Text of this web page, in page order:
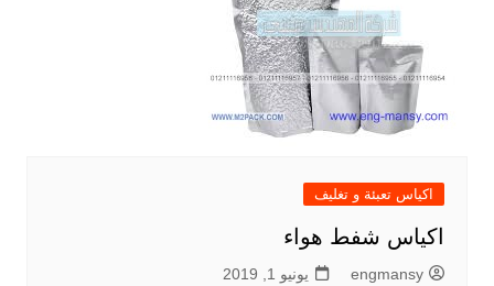
اكياس تعبئة و تغليف
اكياس شفط هواء
engmansy يونيو 1, 2019